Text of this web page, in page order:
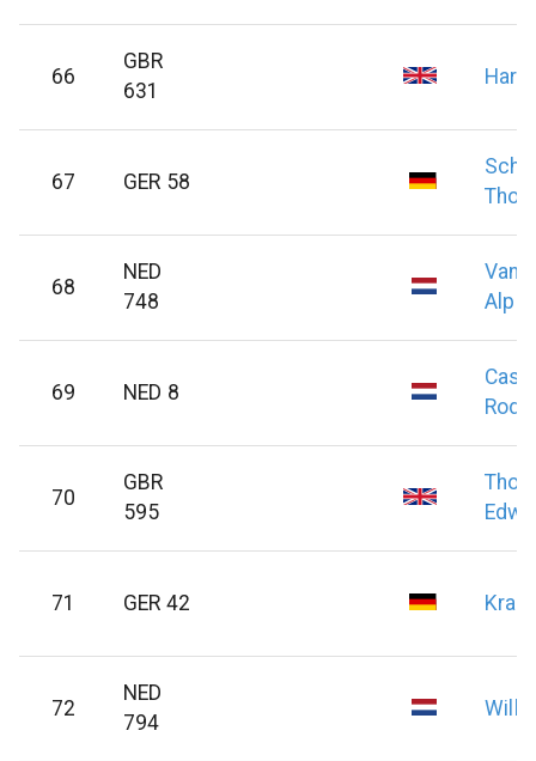
66
GBR
631
Hart
67 GER 58
68
NED
748
Van
69 NED 8
70
GBR
595
71 GER 42 Kraft
72
NED
794